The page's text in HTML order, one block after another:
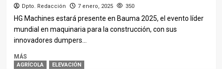
Dpto. Redacción 7 enero, 2025 350
HG Machines estará presente en Bauma 2025, el evento líder
mundial en maquinaria para la construcción, con sus
innovadores dumpers...
MÁS
AGRÍCOLA ELEVACIÓN